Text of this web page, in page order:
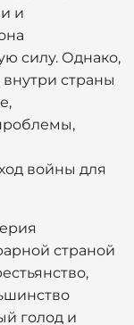
и
силу. Однако,
страны
войны для
страной
голод и